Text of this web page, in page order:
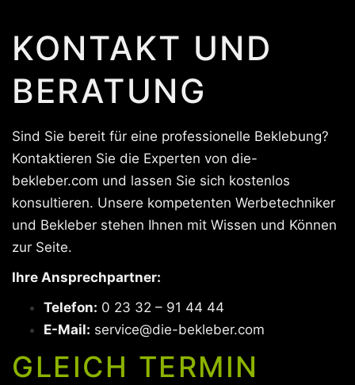
KONTAKT UND
BERATUNG
Sind Sie bereit für eine professionelle Beklebung?
Kontaktieren Sie die Experten von die-
bekleber.com und lassen Sie sich kostenlos
konsultieren. Unsere kompetenten Werbetechniker
und Bekleber stehen Ihnen mit Wissen und Können
zur Seite.
Ihre Ansprechpartner:
Telefon: 0 23 32 – 91 44 44
E-Mail: service@die-bekleber.com
GLEICH TERMIN